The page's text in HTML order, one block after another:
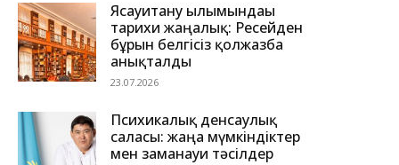
Ясауитану ғылымындағы
тарихи жаңалық: Ресейден
бұрын белгісіз қолжазба
анықталды
23.07.2026
Психикалық денсаулық
саласы: жаңа мүмкіндіктер
мен заманауи тәсілдер